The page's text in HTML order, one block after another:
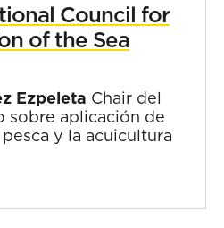
Council for
of the Sea
Ezpeleta Chair del
sobre aplicación de
y la acuicultura